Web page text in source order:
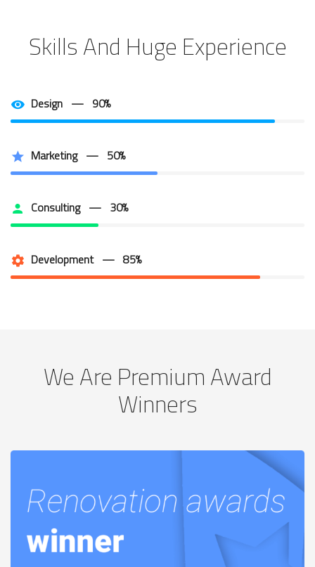
Skills And Huge Experience
Design — 90%
Marketing — 50%
Consulting — 30%
Development — 85%
We Are Premium Award
Winners